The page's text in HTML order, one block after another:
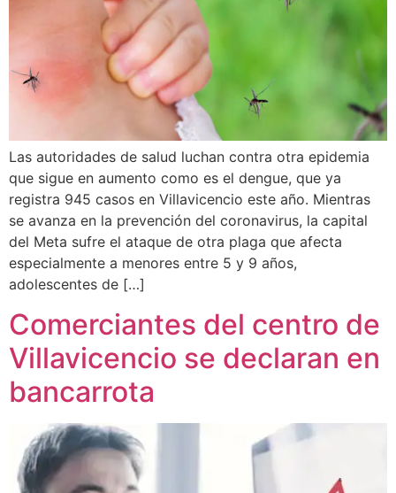
Las autoridades de salud luchan contra otra epidemia
que sigue en aumento como es el dengue, que ya
registra 945 casos en Villavicencio este año. Mientras
se avanza en la prevención del coronavirus, la capital
del Meta sufre el ataque de otra plaga que afecta
especialmente a menores entre 5 y 9 años,
adolescentes de […]
Comerciantes del centro de
Villavicencio se declaran en
bancarrota